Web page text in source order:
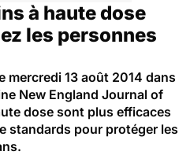
à haute dose
les personnes
mercredi 13 août 2014 dans
New England Journal of
dose sont plus efficaces
standards pour protéger les